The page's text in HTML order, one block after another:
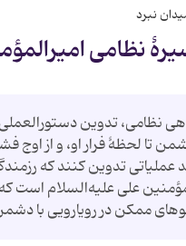
نبرد
نظامی
نظامی، تدوین
تا لحظۀ فرار او، و از اوج
تدوین کنند که
علی علیه‌السلام است
ممکن در رویارویی با